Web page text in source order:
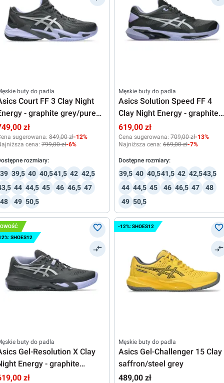
buty do padla
Court FF 3 Clay Night
- graphite grey/pure
zł
sugerowana: 849,00 zł-12%
cena: 799,00 zł-6%
rozmiary:
39 39,5 40 40,541,5 42 42,5
44 44,5 45 46 46,5 47
48
49 50,5
Męskie buty do padla
Asics Solution Speed FF 4
Clay Night Energy - graphite
grey/pure silver
619,00 zł
Cena sugerowana: 709,00 zł-13%
Najniższa cena: 669,00 zł-7%
Dostępne rozmiary:
39,5 40 40,541,5 42 42,543,5
44 44,5 45 46 46,5 47
48
49 50,5
SHOES12
buty do padla
Gel-Resolution X Clay
Energy - graphite
pure silver
zł
-12%: SHOES12
Męskie buty do padla
Asics Gel-Challenger 15 Clay
saffron/steel grey
489,00 zł